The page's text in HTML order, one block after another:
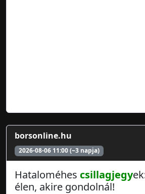
borsonline.hu
2026-08-06 11:00 (~3 napja)
Hataloméhes csillagjegy
élen, akire gondolnál!